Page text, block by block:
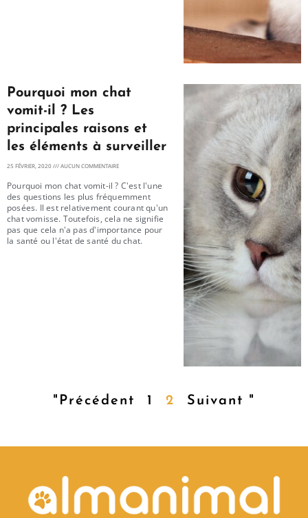
Pourquoi mon chat
vomit-il ? Les
principales raisons et
les éléments à surveiller
25 FÉVRIER, 2020 AUCUN COMMENTAIRE
Pourquoi mon chat vomit-il ? C'est l'une
des questions les plus fréquemment
posées. Il est relativement courant qu'un
chat vomisse. Toutefois, cela ne signifie
pas que cela n'a pas d'importance pour
la santé ou l'état de santé du chat.
"Précédent 1 2 Suivant "